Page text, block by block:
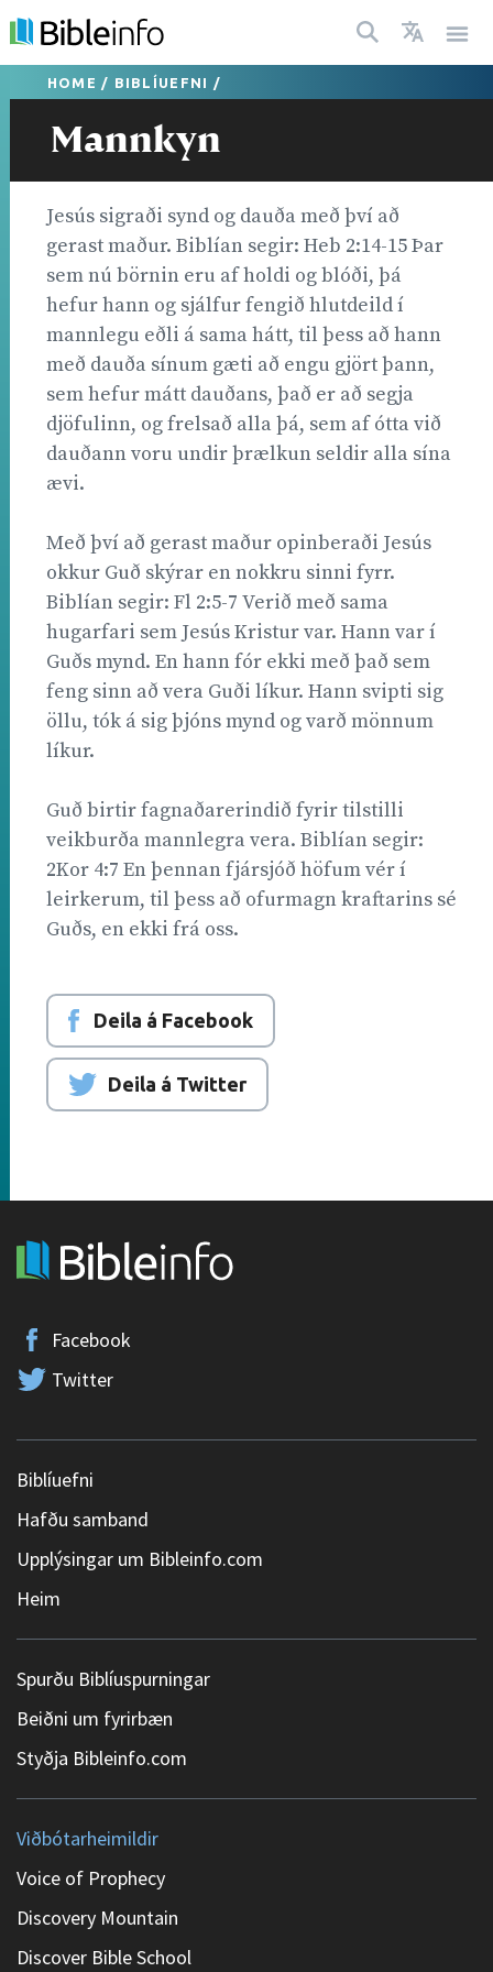
HOME / BIBLÍUEFNI /
Mannkyn
Jesús sigraði synd og dauða með því að
gerast maður. Biblían segir: Heb 2:14-15 Þar
sem nú börnin eru af holdi og blóði, þá
hefur hann og sjálfur fengið hlutdeild í
mannlegu eðli á sama hátt, til þess að hann
með dauða sínum gæti að engu gjört þann,
sem hefur mátt dauðans, það er að segja
djöfulinn, og frelsað alla þá, sem af ótta við
dauðann voru undir þrælkun seldir alla sína
ævi.
Með því að gerast maður opinberaði Jesús
okkur Guð skýrar en nokkru sinni fyrr.
Biblían segir: Fl 2:5-7 Verið með sama
hugarfari sem Jesús Kristur var. Hann var í
Guðs mynd. En hann fór ekki með það sem
feng sinn að vera Guði líkur. Hann svipti sig
öllu, tók á sig þjóns mynd og varð mönnum
líkur.
Guð birtir fagnaðarerindið fyrir tilstilli
veikburða mannlegra vera. Biblían segir:
2Kor 4:7 En þennan fjársjóð höfum vér í
leirkerum, til þess að ofurmagn kraftarins sé
Guðs, en ekki frá oss.
Deila á Facebook
Deila á Twitter
Facebook
Twitter
Biblíuefni
Hafðu samband
Upplýsingar um Bibleinfo.com
Heim
Spurðu Biblíuspurningar
Beiðni um fyrirbæn
Styðja Bibleinfo.com
Viðbótarheimildir
Voice of Prophecy
Discovery Mountain
Discover Bible School